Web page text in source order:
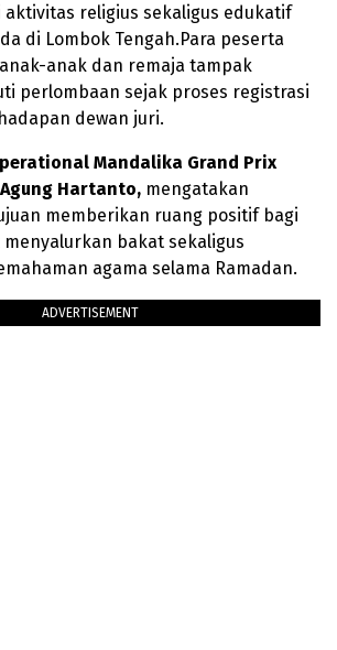
aktivitas religius sekaligus edukatif
di Lombok Tengah.Para peserta
anak dan remaja tampak
perlombaan sejak proses registrasi
dewan juri.
Mandalika Grand Prix
Hartanto, mengatakan
memberikan ruang positif bagi
bakat sekaligus
agama selama Ramadan.
ADVERTISEMENT